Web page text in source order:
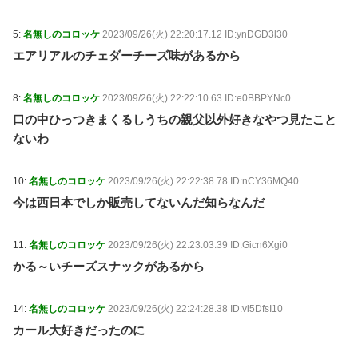
NEW! (8/7 00:00)
Powered by livedoor 相互RSS
5: 名無しのコロッケ 2023/09/26(火) 22:20:17.12 ID:ynDGD3l30
エアリアルのチェダーチーズ味があるから
8: 名無しのコロッケ 2023/09/26(火) 22:22:10.63 ID:e0BBPYNc0
口の中ひっつきまくるしうちの親父以外好きなやつ見たこと
ないわ
10: 名無しのコロッケ 2023/09/26(火) 22:22:38.78 ID:nCY36MQ40
今は西日本でしか販売してないんだ知らなんだ
11: 名無しのコロッケ 2023/09/26(火) 22:23:03.39 ID:Gicn6Xgi0
かる～いチーズスナックがあるから
14: 名無しのコロッケ 2023/09/26(火) 22:24:28.38 ID:vl5DfsI10
カール大好きだったのに